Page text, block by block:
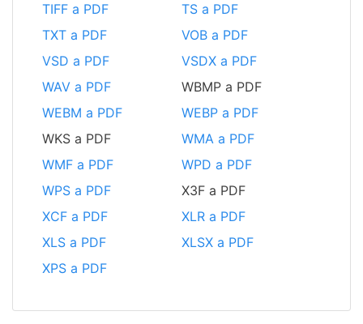
TIFF a PDF
TS a PDF
TXT a PDF
VOB a PDF
VSD a PDF
VSDX a PDF
WAV a PDF
WBMP a PDF
WEBM a PDF
WEBP a PDF
WKS a PDF
WMA a PDF
WMF a PDF
WPD a PDF
WPS a PDF
X3F a PDF
XCF a PDF
XLR a PDF
XLS a PDF
XLSX a PDF
XPS a PDF